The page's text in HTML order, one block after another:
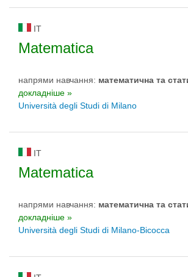
IT
Matematica
напрями навчання: математичнa та
докладніше »
Università degli Studi di Milano
IT
Matematica
напрями навчання: математичнa та
докладніше »
Università degli Studi di Milano-Bicocca